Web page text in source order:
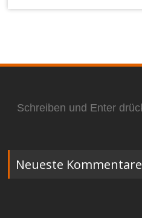
nach:
Neueste Kommentare